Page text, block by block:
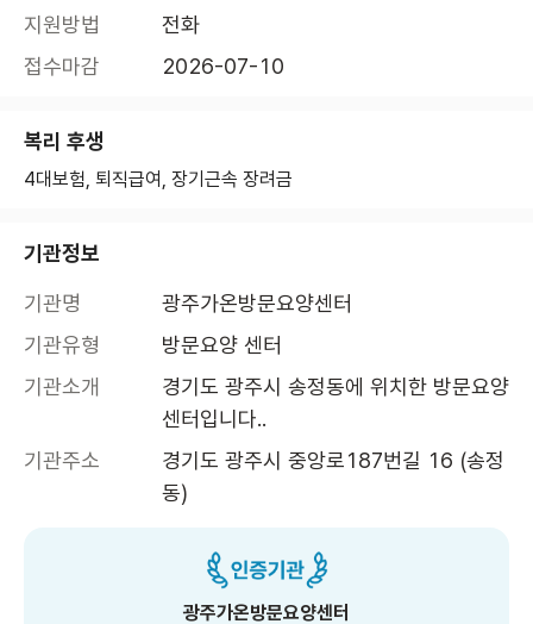
지원방법
전화
접수마감
2026-07-10
복리 후생
4대보험, 퇴직급여, 장기근속 장려금
기관정보
기관명
광주가온방문요양센터
기관유형
방문요양 센터
기관소개
경기도 광주시 송정동에 위치한 방문요양
센터입니다..
기관주소
경기도 광주시 중앙로187번길 16 (송정
동)
광주가온방문요양센터